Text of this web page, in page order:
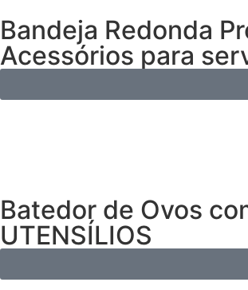
Bandeja Redonda
Acessórios para
Batedor de Ovos
UTENSÍLIOS